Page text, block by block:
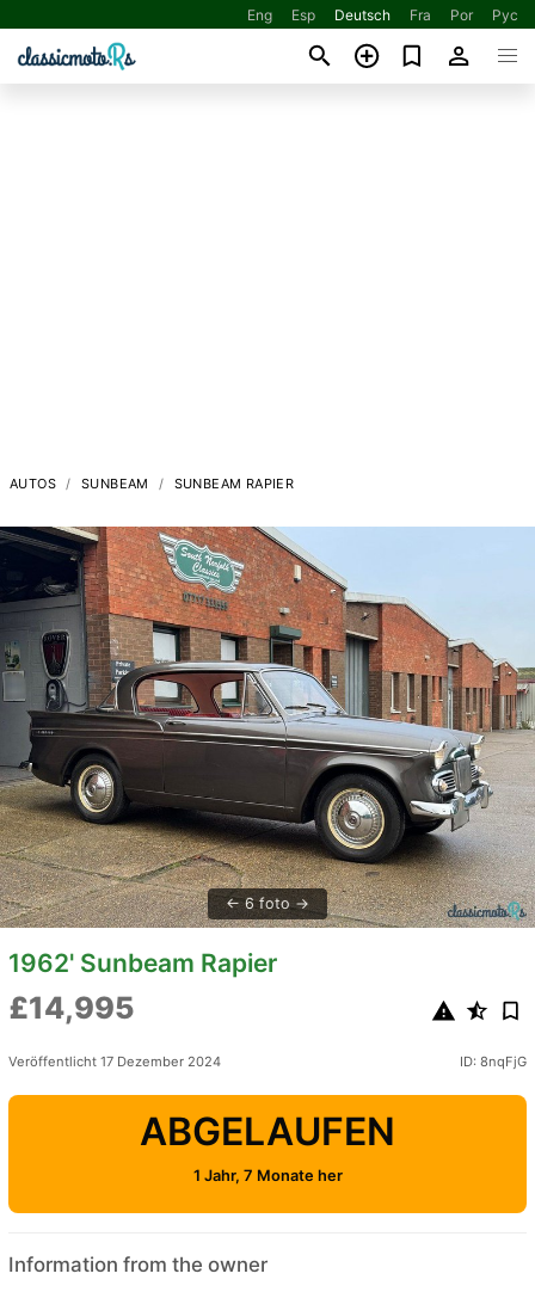
Eng Esp Deutsch Fra Por Рус
AUTOS SUNBEAM SUNBEAM RAPIER
6 foto
1962' Sunbeam Rapier
£14,995
Veröffentlicht 17 Dezember 2024 ID: 8nqFjG
ABGELAUFEN
1 Jahr, 7 Monate her
Information from the owner